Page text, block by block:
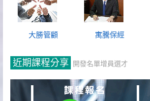
大勝管顧 寓騰保經
近期課程分享 開發名單增員選才